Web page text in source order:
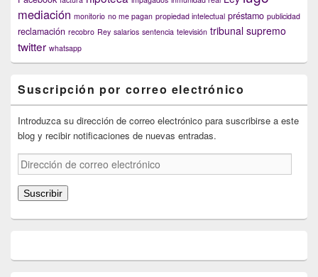
mediación monitorio no me pagan propiedad intelectual préstamo publicidad
reclamación recobro Rey salarios sentencia televisión tribunal supremo
twitter whatsapp
Suscripción por correo electrónico
Introduzca su dirección de correo electrónico para suscribirse a este
blog y recibir notificaciones de nuevas entradas.
Dirección
de
correo
electrónico
Suscribir